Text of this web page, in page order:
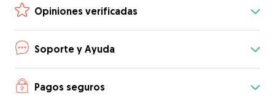
Opiniones verificadas
Soporte y Ayuda
Pagos seguros